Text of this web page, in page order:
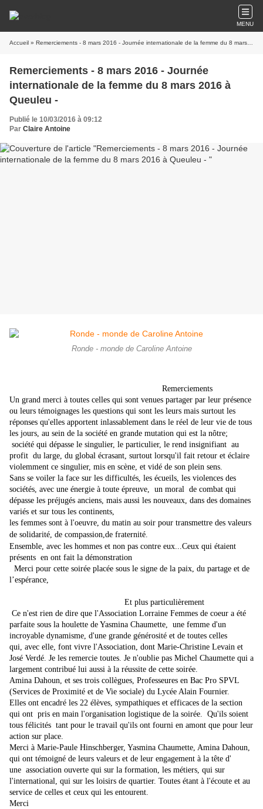
MENU
Accueil » Remerciements - 8 mars 2016 - Journée internationale de la femme du 8 mars 2016 à Queuleu -
Remerciements - 8 mars 2016 - Journée
internationale de la femme du 8 mars 2016 à
Queuleu -
Publié le 10/03/2016 à 09:12
Par Claire Antoine
Ronde - monde de Caroline Antoine
Remerciements
Un grand merci à toutes celles qui sont venues partager par leur présence
ou leurs témoignages les questions qui sont les leurs mais surtout les
réponses qu'elles apportent inlassablement dans le réel de leur vie de tous
les jours, au sein de la société en grande mutation qui est la nôtre;
société qui dépasse le singulier, le particulier, le rend insignifiant au
profit du large, du global écrasant, surtout lorsqu'il fait retour et éclaire
violemment ce singulier, mis en scène, et vidé de son plein sens.
Sans se voiler la face sur les difficultés, les écueils, les violences des
sociétés, avec une énergie à toute épreuve, un moral de combat qui
dépasse les préjugés anciens, mais aussi les nouveaux, dans des domaines
variés et sur tous les continents,
les femmes sont à l'oeuvre, du matin au soir pour transmettre des valeurs
de solidarité, de compassion,de fraternité.
Ensemble, avec les hommes et non pas contre eux...Ceux qui étaient
présents en ont fait la démonstration
Merci pour cette soirée placée sous le signe de la paix, du partage et de
l’espérance,
Et plus particulièrement
Ce n'est rien de dire que l'Association Lorraine Femmes de coeur a été
parfaite sous la houlette de Yasmina Chaumette, une femme d'un
incroyable dynamisme, d'une grande générosité et de toutes celles
qui, avec elle, font vivre l'Association, dont Marie-Christine Levain et
José Verdé. Je les remercie toutes. Je n'oublie pas Michel Chaumette qui a
largement contribué lui aussi à la réussite de cette soirée.
Amina Dahoun, et ses trois collègues, Professeures en Bac Pro SPVL
(Services de Proximité et de Vie sociale) du Lycée Alain Fournier.
Elles ont encadré les 22 élèves, sympathiques et efficaces de la section
qui ont pris en main l'organisation logistique de la soirée. Qu'ils soient
tous félicités tant pour le travail qu'ils ont fourni en amont que pour leur
action sur place.
Merci à Marie-Paule Hinschberger, Yasmina Chaumette, Amina Dahoun,
qui ont témoigné de leurs valeurs et de leur engagement à la tête d'
une association ouverte qui sur la formation, les métiers, qui sur
l'international, qui sur les loisirs de quartier. Toutes étant à l'écoute et au
service de celles et ceux qui les entourent.
Merci